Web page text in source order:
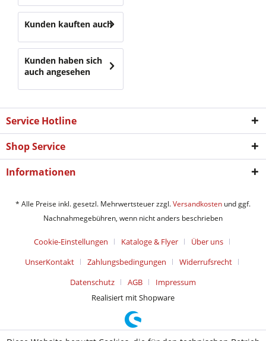
Kunden kauften auch
Kunden haben sich
auch angesehen
Service Hotline
Shop Service
Informationen
* Alle Preise inkl. gesetzl. Mehrwertsteuer zzgl.Versandkosten und ggf.
Nachnahmegebühren, wenn nicht anders beschrieben
Cookie-Einstellungen Kataloge & Flyer
Über uns
UnserKontakt
Zahlungsbedingungen
Widerrufsrecht
Datenschutz
AGB
Impressum
Realisiert mit Shopware